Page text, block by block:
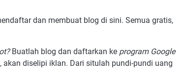
dan membuat blog di sini. Semua gratis,
Buatlah blog dan daftarkan ke program Google
diselipi iklan. Dari situlah pundi-pundi uang